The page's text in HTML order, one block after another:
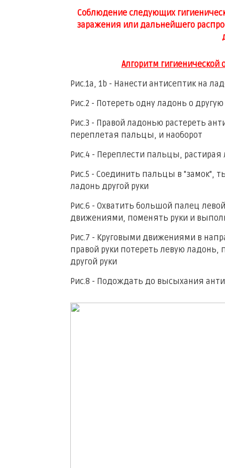
Соблюдение следующих
заражения или дальнейшего
Алгоритм
Рис.1a, 1b - Нанести антисептик на
Рис.2 - Потереть одну ладонь о другую
Рис.3 - Правой ладонью растереть
переплетая пальцы, и наоборот
Рис.4 - Переплести пальцы,
Рис.5 - Соединить пальцы в "замок",
ладонь другой руки
Рис.6 - Охватить большой палец
движениями, поменять руки и
Рис.7 - Круговыми движениями в
правой руки потереть левую
другой руки
Рис.8 - Подождать до высыхания